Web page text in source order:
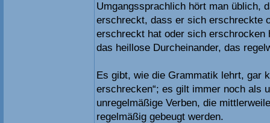
Umgangssprachlich hört man üblich,
erschreckt, dass er sich erschreckte
erschreckt hat oder sich erschrocken
das heillose Durcheinander, das
Es gibt, wie die Grammatik lehrt, gar
erschrecken“; es gilt immer noch als
unregelmäßige Verben, die
regelmäßig gebeugt werden.